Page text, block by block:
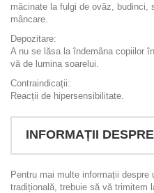
măcinate la fulgi de ovăz, budinci,
mâncare.
Depozitare:
A nu se lăsa la îndemâna copiilor
vă de lumina soarelui.
Contraindicații:
Reacții de hipersensibilitate.
INFORMAȚII
Pentru mai multe informații
tradițională, trebuie să vă trimitem